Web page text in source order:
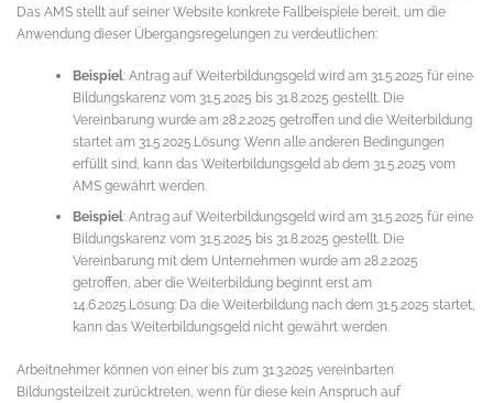
Das AMS stellt auf seiner Website konkrete Fallbeispiele bereit, um die
Anwendung dieser Übergangsregelungen zu verdeutlichen:
Beispiel: Antrag auf Weiterbildungsgeld wird am 31.5.2025 für eine
Bildungskarenz vom 31.5.2025 bis 31.8.2025 gestellt. Die
Vereinbarung wurde am 28.2.2025 getroffen und die Weiterbildung
startet am 31.5.2025.Lösung: Wenn alle anderen Bedingungen
erfüllt sind, kann das Weiterbildungsgeld ab dem 31.5.2025 vom
AMS gewährt werden.
Beispiel: Antrag auf Weiterbildungsgeld wird am 31.5.2025 für eine
Bildungskarenz vom 31.5.2025 bis 31.8.2025 gestellt. Die
Vereinbarung mit dem Unternehmen wurde am 28.2.2025
getroffen, aber die Weiterbildung beginnt erst am
14.6.2025.Lösung: Da die Weiterbildung nach dem 31.5.2025 startet,
kann das Weiterbildungsgeld nicht gewährt werden.
Arbeitnehmer können von einer bis zum 31.3.2025 vereinbarten
Bildungsteilzeit zurücktreten, wenn für diese kein Anspruch auf